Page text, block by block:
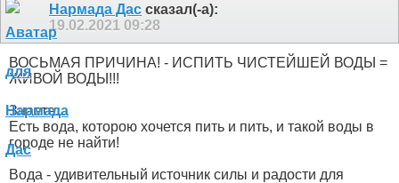
Нармада Дас сказал(-а):
19.02.2021 09:28
ВОСЬМАЯ ПРИЧИНА! - ИСПИТЬ ЧИСТЕЙШЕЙ ВОДЫ =
ЖИВОЙ ВОДЫ!!!
Знаете...
Есть вода, которою хочется пить и пить, и такой воды в
городе не найти!
Вода - удивительный источник силы и радости для